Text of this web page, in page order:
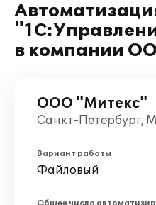
в компании
ООО "Митекс"
Санкт-Петербург,
Вариант работы
Файловый